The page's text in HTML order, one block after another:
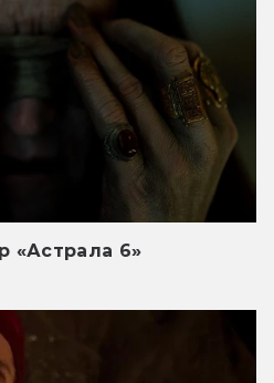
«Астрала 6»